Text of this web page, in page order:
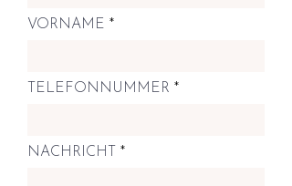
VORNAME
TELEFONNUMMER
NACHRICHT